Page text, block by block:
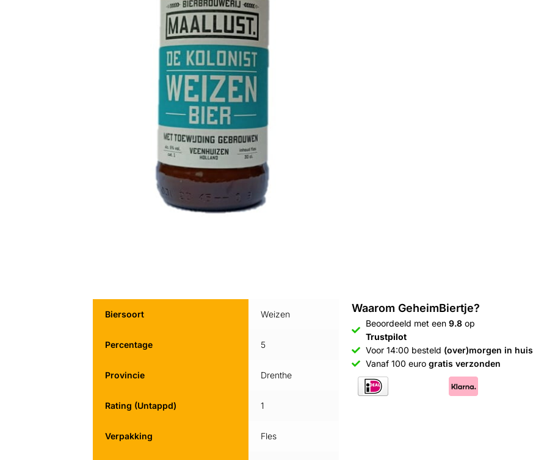
Biersoort Weizen
Percentage 5
Provincie Drenthe
Rating (Untappd) 1
Verpakking Fles
Waarom GeheimBiertje?
Beoordeeld met een 9.8op
Trustpilot
Voor 14:00 besteld (over)morgen in huis
Vanaf 100 euro gratis verzonden